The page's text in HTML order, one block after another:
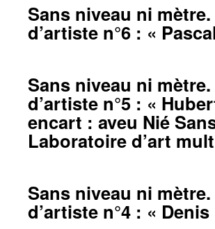
Sans niveau ni
d’artiste n°6 : «
Sans niveau ni
d’artiste n°5 : «
encart : aveu Nié
Laboratoire d’art
Sans niveau ni
d’artiste n°4 : «